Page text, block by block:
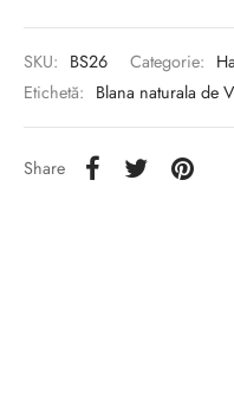
SKU: BS26 Categorie:
Etichetă: Blana naturala de
Share